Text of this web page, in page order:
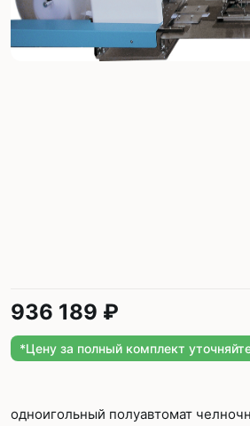
936 189 ₽
*Цену за полный комплект
одноигольный полуавтомат